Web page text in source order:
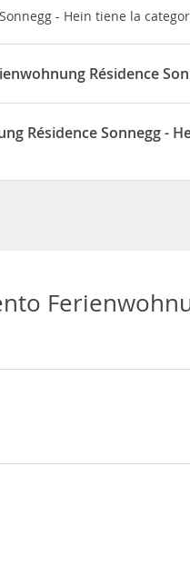
- Hein tiene la
Résidence
- Hein está situado
Résidence Sonnegg -